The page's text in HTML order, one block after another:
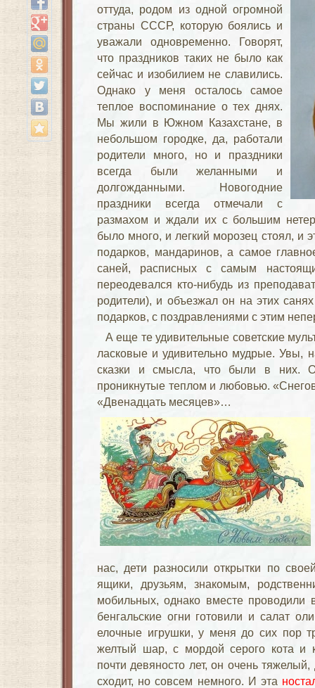
оттуда, родом из одной огромной
страны СССР, которую боялись и
уважали одновременно. Говорят,
что праздников таких не было как
сейчас и изобилием не славились.
Однако у меня осталось самое
теплое воспоминание о тех днях.
Мы жили в Южном Казахстане, в
небольшом городке, да, работали
родители много, но и праздники
всегда были желанными и
долгожданными. Новогодние
праздники всегда отмечали с
размахом и ждали их с большим
было много, и легкий морозец стоял, и
подарков, мандаринов, а самое
саней, расписных с самым
переодевался кто-нибудь из
родители), и объезжал он на этих
подарков, с поздравлениями с этим
А еще те удивительные советские
ласковые и удивительно мудрые. Увы,
сказки и смысла, что были в них.
проникнутые теплом и любовью.
«Двенадцать месяцев»…
нас, дети разносили открытки по
ящики, друзьям, знакомым,
мобильных, однако вместе проводили
бенгальские огни готовили и салат
елочные игрушки, у меня до сих пор
желтый шар, с мордой серого кота и
почти девяносто лет, он очень
сходит, но совсем немного. И эта